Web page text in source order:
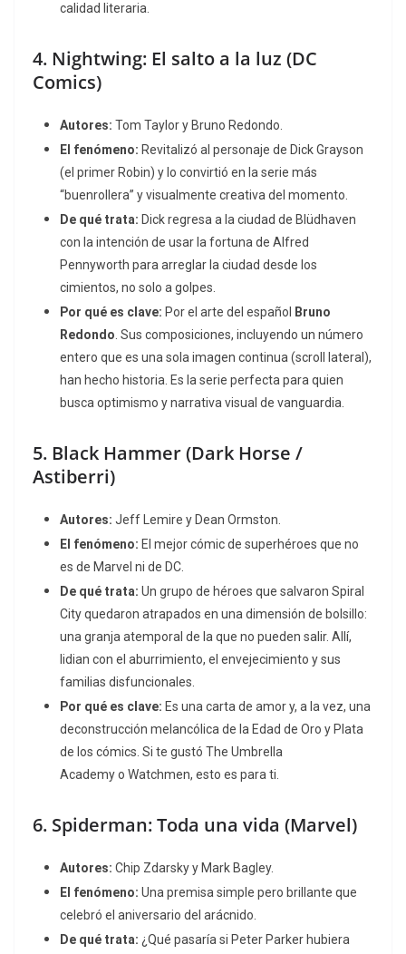
calidad literaria.
4. Nightwing: El salto a la luz (DC
Comics)
Autores: Tom Taylor y Bruno Redondo.
El fenómeno: Revitalizó al personaje de Dick Grayson
(el primer Robin) y lo convirtió en la serie más
“buenrollera” y visualmente creativa del momento.
De qué trata: Dick regresa a la ciudad de Blüdhaven
con la intención de usar la fortuna de Alfred
Pennyworth para arreglar la ciudad desde los
cimientos, no solo a golpes.
Por qué es clave: Por el arte del español
Bruno
Redondo . Sus composiciones, incluyendo un número
entero que es una sola imagen continua (scroll lateral),
han hecho historia. Es la serie perfecta para quien
busca optimismo y narrativa visual de vanguardia.
5. Black Hammer(Dark Horse /
Astiberri)
Autores: Jeff Lemire y Dean Ormston.
El fenómeno: El mejor cómic de superhéroes que no
es de Marvel ni de DC.
De qué trata: Un grupo de héroes que salvaron Spiral
City quedaron atrapados en una dimensión de bolsillo:
una granja atemporal de la que no pueden salir. Allí,
lidian con el aburrimiento, el envejecimiento y sus
familias disfuncionales.
Por qué es clave: Es una carta de amor y, a la vez, una
deconstrucción melancólica de la Edad de Oro y Plata
de los cómics. Si te gustó The Umbrella
Academyo Watchmen, esto es para ti.
6. Spiderman: Toda una vida (Marvel)
Autores: Chip Zdarsky y Mark Bagley.
El fenómeno: Una premisa simple pero brillante que
celebró el aniversario del arácnido.
De qué trata: ¿Qué pasaría si Peter Parker hubiera